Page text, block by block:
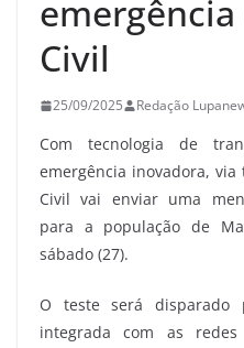
emergência
Civil
25/09/2025 Redação
Com tecnologia de
emergência inovadora,
Civil vai enviar uma
para a população de
sábado (27).
O teste será disparado
integrada com as